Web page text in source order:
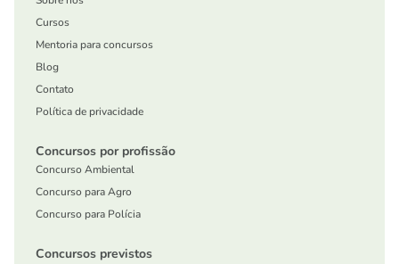
Cursos
Mentoria para concursos
Blog
Contato
Política de privacidade
Concursos por profissão
Concurso Ambiental
Concurso para Agro
Concurso para Polícia
Concursos previstos